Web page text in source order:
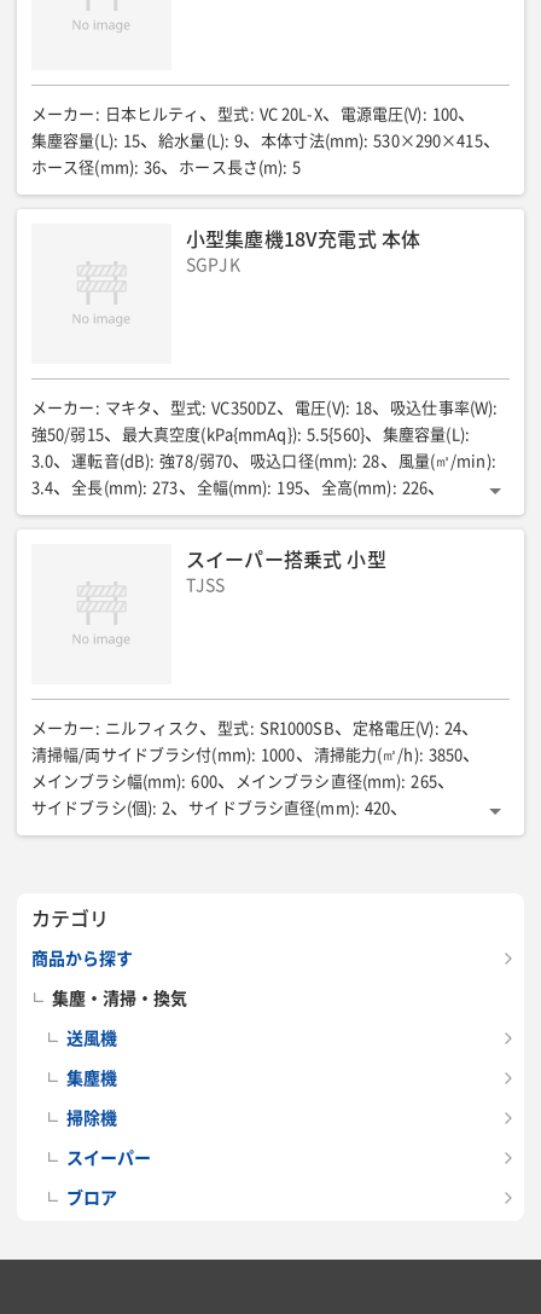
メーカー : 日本ヒルティ 型式: VC 20L-X 電源電圧(V): 100
集塵容量(L): 15 給水量(L): 9 本体寸法(mm): 530×290×415
ホース径(mm): 36 ホース長さ(m): 5
小型集塵機18V充電式 本体
SGPJK
メーカー : マキタ 型式: VC350DZ 電圧(V): 18 吸込仕事率(W):
強50/弱15
最大真空度(kPa{mmAq}): 5.5{560} 集塵容量(L):
3.0
運転音(dB): 強78/弱70 吸込口径(mm): 28 風量(㎥/min):
3.4
全長(mm): 273 全幅(mm): 195 全高(mm): 226
質量(バッテリー含む)(kg): 2.4
スイーパー搭乗式 小型
TJSS
メーカー : ニルフィスク 型式: SR1000SB 定格電圧(V): 24
清掃幅/両サイドブラシ付(mm): 1000 清掃能力(㎡/h): 3850
メインブラシ幅(mm): 600 メインブラシ直径(mm): 265
サイドブラシ(個): 2 サイドブラシ直径(mm): 420
ホッパー容量(L): 50 モーター出力(W): 1120 最高速度(km/h):
全高(mm):
カテゴリ
商品から探す
集塵・清掃・換気
送風機
集塵機
掃除機
スイーパー
ブロア